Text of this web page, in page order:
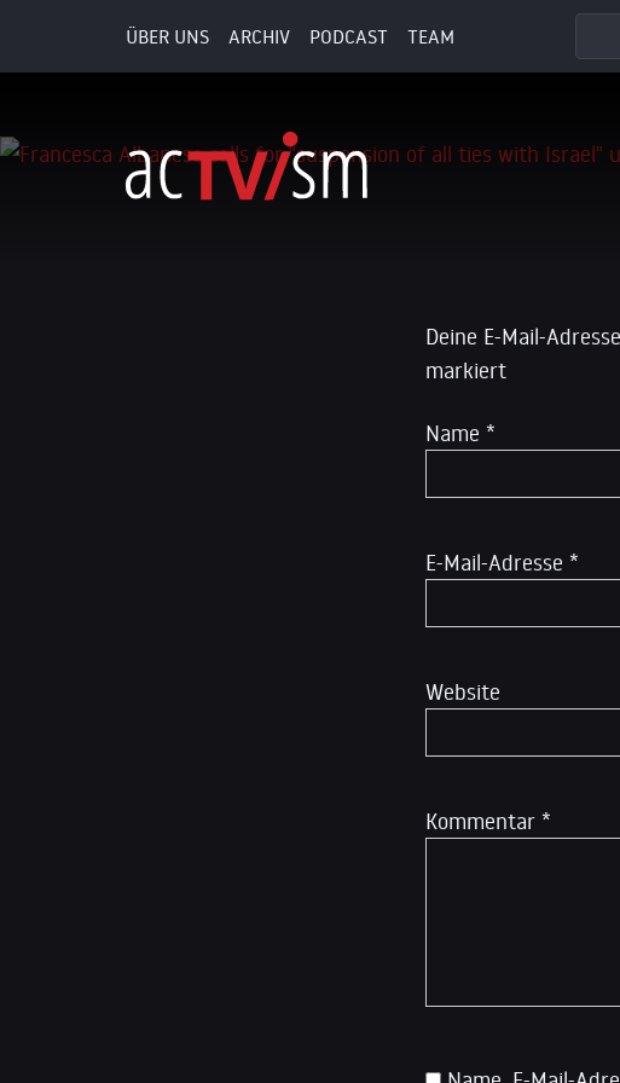
ÜBER UNS ARCHIV PODCAST TEAM
7. November 2025
Deine E-Mail-
markiert
Kommentar *
Name *
E-Mail-Adresse *
Website